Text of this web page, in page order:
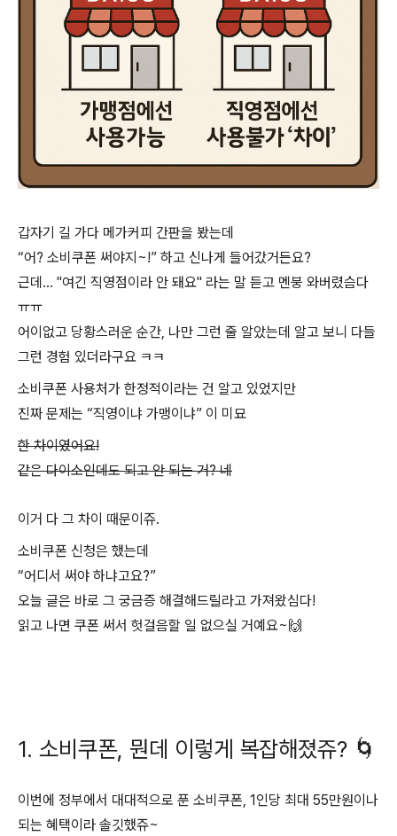
갑자기 길 가다 메가커피 간판을 봤는데
“어? 소비쿠폰 써야지~!” 하고 신나게 들어갔거든요?
근데... "여긴 직영점이라 안 돼요" 라는 말 듣고 멘붕 와버렸슴다
ㅠㅠ
어이없고 당황스러운 순간, 나만 그런 줄 알았는데 알고 보니 다들
그런 경험 있더라구요 ㅋㅋ
소비쿠폰 사용처가 한정적이라는 건 알고 있었지만
진짜 문제는 “직영이냐 가맹이냐” 이 미묘
한 차이였어요!
같은 다이소인데도 되고 안 되는 거? 네
이거 다 그 차이 때문이쥬.
소비쿠폰 신청은 했는데
“어디서 써야 하냐고요?”
오늘 글은 바로 그 궁금증 해결해드릴라고 가져왔심다!
읽고 나면 쿠폰 써서 헛걸음할 일 없으실 거예요~🙌
1. 소비쿠폰, 뭔데 이렇게 복잡해졌쥬? 🌀
이번에 정부에서 대대적으로 푼 소비쿠폰, 1인당 최대 55만원이나
되는 혜택이라 솔깃했쥬~